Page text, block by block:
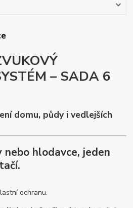
– SADA 6
domu, půdy i vedlejších
nebo hlodavce, jeden
ochranu.